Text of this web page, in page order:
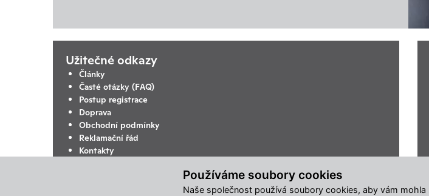
Používáme soubory cookies
Naše společnost používá soubory cookies, aby vám
Užitečné odkazy
Články
Časté otázky (FAQ)
Postup registrace
Doprava
Obchodní podmínky
Reklamační řád
Kontakty
Změnit nastavení využití cookies